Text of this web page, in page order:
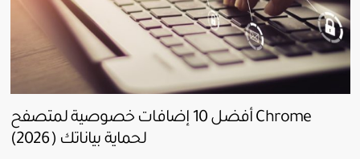
أفضل 10 إضافات خصوصية لمتصفح Chrome
(2026) لحماية بياناتك